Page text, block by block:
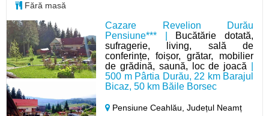
Cazare Revelion Durău
Pensiune*** | Bucătărie dotată,
sufragerie, living, sală de
conferințe, foișor, grătar, mobilier
de grădină, saună, loc de joacă
500 m Pârtia Durău, 22 km Barajul
Bicaz, 50 km Băile Borsec
Pensiune Ceahlău,Județul Neamț
Fără masă